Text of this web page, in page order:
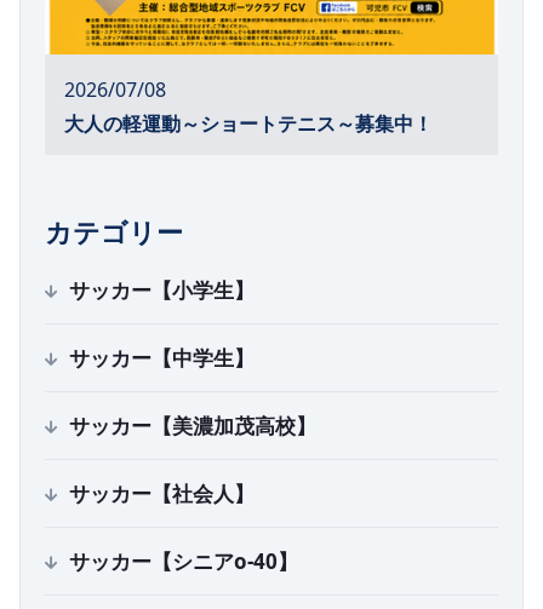
2026/07/08
大人の軽運動～ショートテニス～募集中！
カテゴリー
サッカー【小学生】
サッカー【中学生】
サッカー【美濃加茂高校】
サッカー【社会人】
サッカー【シニアo-40】